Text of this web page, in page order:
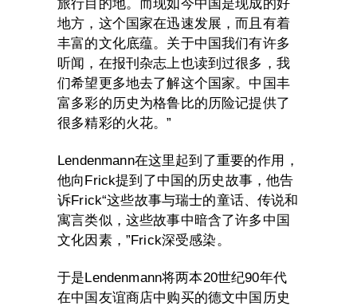
旅行目的地。而现如今中国是现成的好
地方，这个国家在迅速发展，而且有着
丰富的文化底蕴。关于中国我们有许多
听闻，在报刊杂志上也读到过很多，我
们希望更多地去了解这个国家。中国丰
富多彩的历史为格鲁比的历险记提供了
很多精彩的火花。”
Lendenmann在这里起到了重要的作用，
他向Frick提到了中国的历史故事，他告
诉Frick“这些故事与瑞士的童话、传说和
寓言类似，这些故事中暗含了许多中国
文化因素，”Frick深受感染。
于是Lendenmann将两本20世纪90年代
在中国友谊商店中购买的德文中国历史